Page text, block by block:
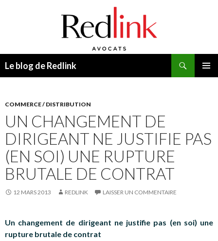
Le blog de Redlink
COMMERCE / DISTRIBUTION
UN CHANGEMENT DE
DIRIGEANT NE JUSTIFIE PAS
(EN SOI) UNE RUPTURE
BRUTALE DE CONTRAT
12 MARS 2013 REDLINK LAISSER UN COMMENTAIRE
Un changement de dirigeant ne justifie pas (en soi) une
rupture brutale de contrat